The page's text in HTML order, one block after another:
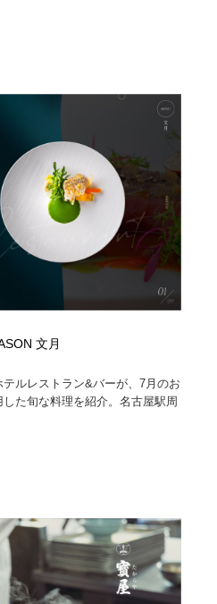
文月
ルレストラン&バーが、7月のお
た旬な料理を紹介。名古屋駅周